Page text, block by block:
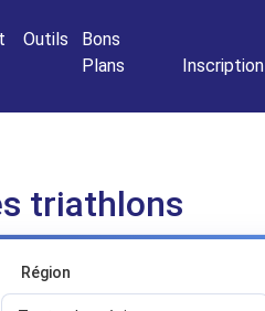
Outils
Bons
Plans
Inscription
triathlons
Région